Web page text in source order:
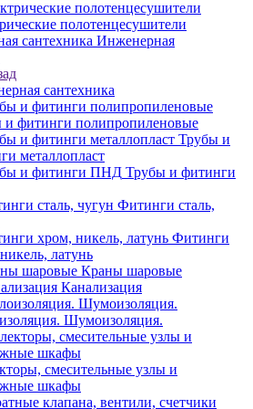
полотенцесушители
Инженерная
сантехника
и фитинги полипропиленовые
Трубы и
металлопласт
Трубы и фитинги
Фитинги сталь,
Фитинги
латунь
Краны шаровые
Канализация
Шумоизоляция.
смесительные узлы и
шкафы